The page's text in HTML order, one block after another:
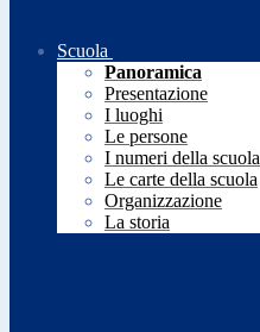
Scuola
Panoramica
Presentazione
I luoghi
Le persone
I numeri della scuola
Le carte della scuola
Organizzazione
La storia